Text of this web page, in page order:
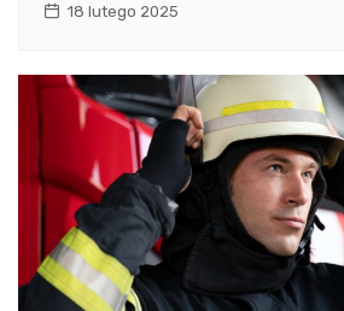
18 lutego 2025